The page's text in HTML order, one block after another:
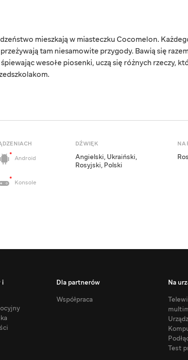
mieszkają w miasteczku Cocomelon.
tam niesamowite przygody. Bawią się
wesołe piosenki, uczą się różnych rzeczy,
Android
Konsole
DŹWIĘK
Angielski, Ukraiński,
Rosyjski, Polski
i
Dla partnerów
Współpraca
Na
Test